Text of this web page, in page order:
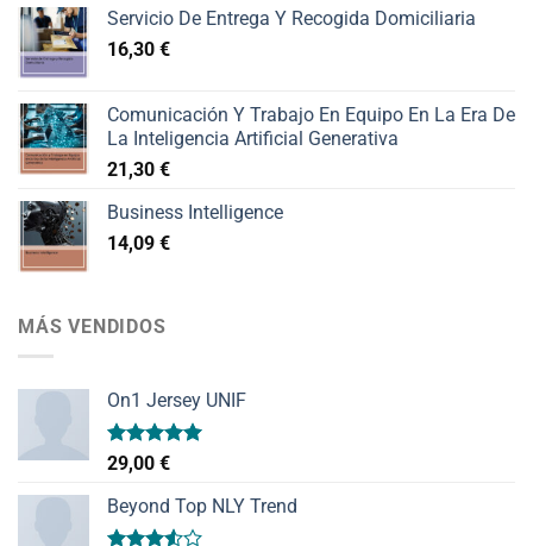
Servicio De Entrega Y Recogida Domiciliaria
16,30 €
Comunicación Y Trabajo En Equipo En La Era De
La Inteligencia Artificial Generativa
21,30 €
Business Intelligence
14,09 €
MÁS VENDIDOS
On1 Jersey UNIF
Valorado
con
de 5
29,00 €
Beyond Top NLY Trend